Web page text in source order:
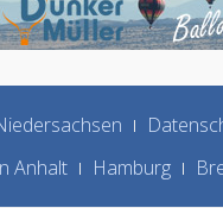
Anhalt
Hamburg